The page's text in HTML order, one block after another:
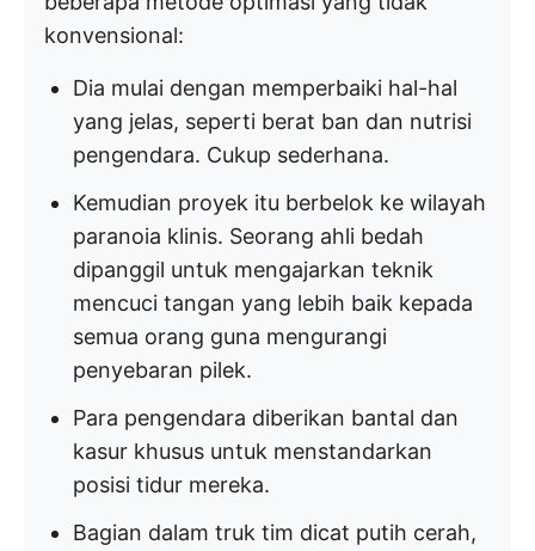
konvensional:
Dia mulai dengan memperbaiki hal-hal
yang jelas, seperti berat ban dan nutrisi
pengendara. Cukup sederhana.
Kemudian proyek itu berbelok ke wilayah
paranoia klinis. Seorang ahli bedah
dipanggil untuk mengajarkan teknik
mencuci tangan yang lebih baik kepada
semua orang guna mengurangi
penyebaran pilek.
Para pengendara diberikan bantal dan
kasur khusus untuk menstandarkan
posisi tidur mereka.
Bagian dalam truk tim dicat putih cerah,